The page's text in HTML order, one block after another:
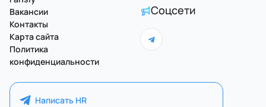
Вакансии
Контакты
Карта сайта
Политика
конфиденциальности
Соцсети
Написать HR